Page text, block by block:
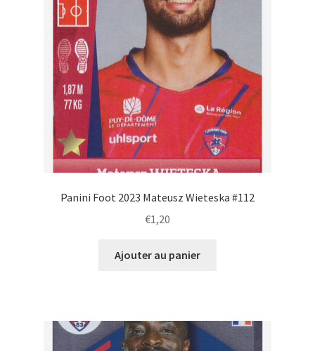
Panini Foot 2023 Mateusz Wieteska #112
€1,20
Ajouter au panier